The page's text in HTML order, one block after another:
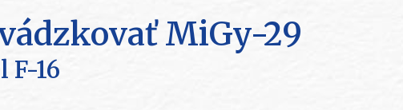
MiGy-29
F-16